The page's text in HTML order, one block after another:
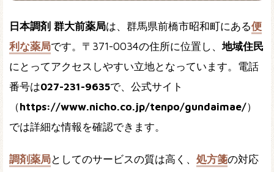
日本調剤 群大前薬局は、群馬県前橋市昭和町にある便
利な薬局です。〒371-0034の住所に位置し、 地域住民
にとってアクセスしやすい立地となっています。電話
番号は027-231-9635で、公式サイト
（https://www.nicho.co.jp/tenpo/gundaimae/）
では詳細な情報を確認できます。
調剤薬局としてのサービスの質は高く、 処方箋の対応